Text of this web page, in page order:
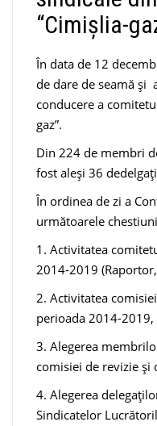
“Cimișlia-
În data de 12
de dare de seamă şi
conducere a
gaz”.
Din 224 de membri
fost aleși 36
În ordinea de zi a
următoarele
1. Activitatea
2014-2019
2. Activitatea
perioada 2014-2019,
3. Alegerea
comisiei de
4. Alegerea
Sindicatelor